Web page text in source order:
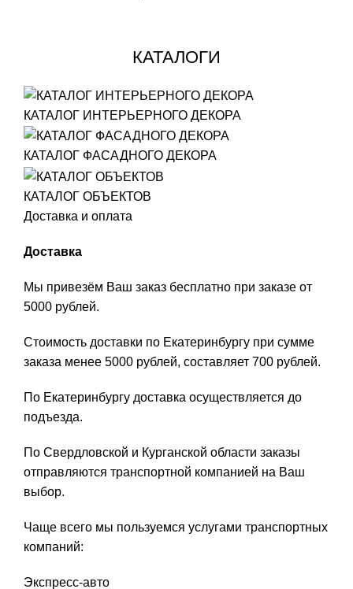
КАТАЛОГИ
КАТАЛОГ ИНТЕРЬЕРНОГО ДЕКОРА
КАТАЛОГ ФАСАДНОГО ДЕКОРА
КАТАЛОГ ОБЪЕКТОВ
Доставка и оплата
Доставка
Мы привезём Ваш заказ бесплатно при заказе от
5000 рублей.
Стоимость доставки по Екатеринбургу при сумме
заказа менее 5000 рублей, составляет 700 рублей.
По Екатеринбургу доставка осуществляется до
подъезда.
По Свердловской и Курганской области заказы
отправляются транспортной компанией на Ваш
выбор.
Чаще всего мы пользуемся услугами транспортных
компаний:
Экспресс-авто